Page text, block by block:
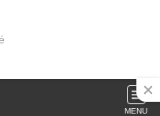
MENU